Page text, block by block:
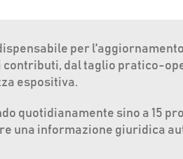
per
contributi, dal taglio pratico-
espositiva.
quotidianamente sino a 15
una informazione giuridica